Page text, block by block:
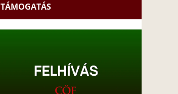
TÁMOGATÁS